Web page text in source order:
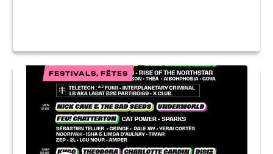
FESTIVALS, FÊTES